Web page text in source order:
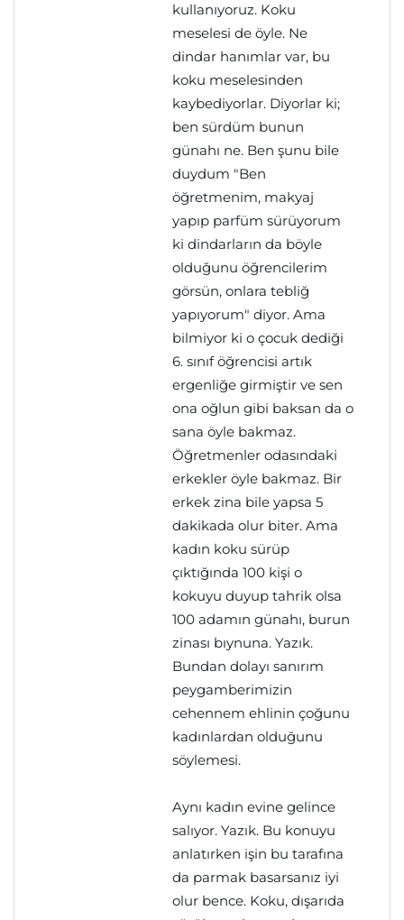
kullanıyoruz. Koku
meselesi de öyle. Ne
dindar hanımlar var, bu
koku meselesinden
kaybediyorlar. Diyorlar ki;
ben sürdüm bunun
günahı ne. Ben şunu bile
duydum "Ben
öğretmenim, makyaj
yapıp parfüm sürüyorum
ki dindarların da böyle
olduğunu öğrencilerim
görsün, onlara tebliğ
yapıyorum" diyor. Ama
bilmiyor ki o çocuk dediği
6. sınıf öğrencisi artık
ergenliğe girmiştir ve sen
ona oğlun gibi baksan da o
sana öyle bakmaz.
Öğretmenler odasındaki
erkekler öyle bakmaz. Bir
erkek zina bile yapsa 5
dakikada olur biter. Ama
kadın koku sürüp
çıktığında 100 kişi o
kokuyu duyup tahrik olsa
100 adamın günahı, burun
zinası bıynuna. Yazık.
Bundan dolayı sanırım
peygamberimizin
cehennem ehlinin çoğunu
kadınlardan olduğunu
söylemesi.
Aynı kadın evine gelince
salıyor. Yazık. Bu konuyu
anlatırken işin bu tarafına
da parmak basarsanız iyi
olur bence. Koku, dışarıda